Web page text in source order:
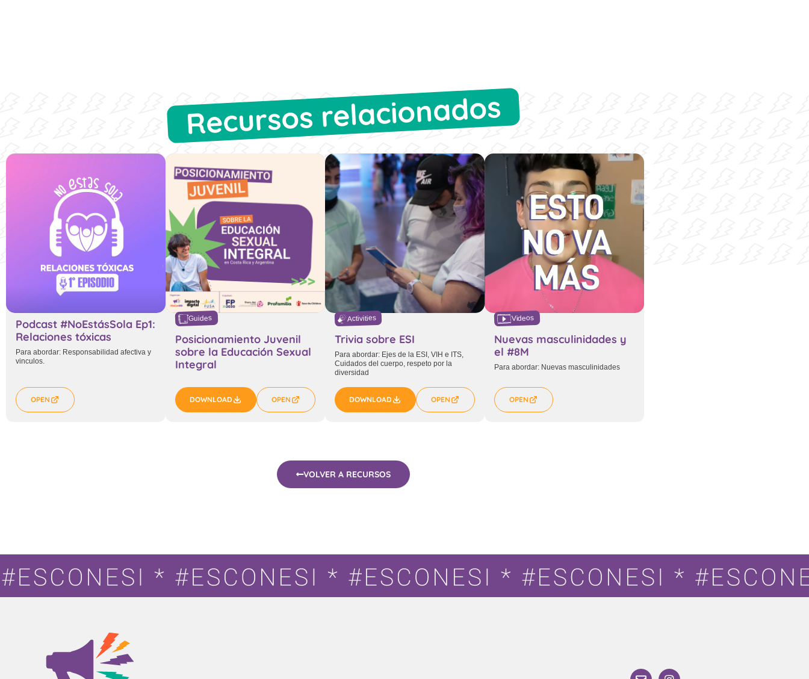
Recursos relacionados
Podcast #NoEstásSola Ep1:
Relaciones tóxicas
Para abordar: Responsabilidad afectiva y
vinculos.
OPEN
Guides
Posicionamiento Juvenil
sobre la Educación Sexual
Integral
DOWNLOAD OPEN
Activities
Trivia sobre ESI
Para abordar: Ejes de la ESI, VIH e ITS,
Cuidados del cuerpo, respeto por la
diversidad
DOWNLOAD OPEN
Videos
Nuevas masculinidades y
el #8M
Para abordar: Nuevas masculinidades
OPEN
VOLVER A RECURSOS